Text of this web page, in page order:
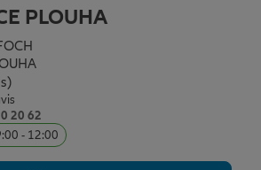
PLOUHA
5
20 62
- 12:00